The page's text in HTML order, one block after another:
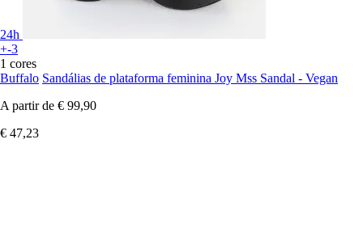
24h
+-3
1 cores
Buffalo Sandálias de plataforma feminina Joy Mss Sandal - Vegan
A partir de € 99,90
€ 47,23